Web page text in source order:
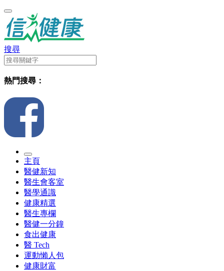
搜尋
熱門搜尋：
主頁
醫健新知
醫生會客室
醫學通識
健康精選
醫生專欄
醫健一分鐘
食出健康
醫 Tech
運動懶人包
健康財富